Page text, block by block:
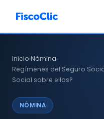
Inicio›Nómina›
Regímenes del Seguro
Social sobre ellos?
NÓMINA